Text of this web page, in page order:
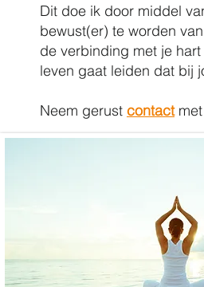
Dit doe ik door middel
bewust(er) te worden
de verbinding met je
leven gaat leiden dat bij
Neem gerust contact